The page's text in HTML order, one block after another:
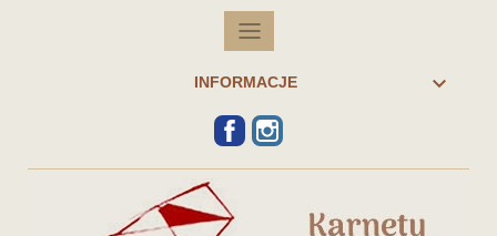
INFORMACJE 
FACEBOOK